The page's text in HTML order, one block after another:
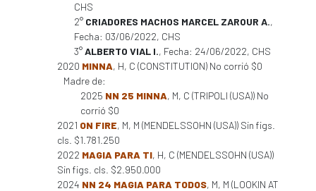
CHS
2° CRIADORES MACHOS MARCEL ZAROUR A.,
Fecha: 03/06/2022, CHS
3°ALBERTO VIAL I., Fecha: 24/06/2022, CHS
2020 MINNA, H, C (CONSTITUTION) No corrió $0
Madre de:
2025 NN 25 MINNA, M, C (TRIPOLI (USA)) No
corrió $0
2021 ON FIRE, M, M (MENDELSSOHN (USA)) Sin figs.
cls. $1.781.250
2022 MAGIA PARA TI, H, C (MENDELSSOHN (USA))
Sin figs. cls. $2.950.000
2024 NN 24 MAGIA PARA TODOS, M, M (LOOKIN AT